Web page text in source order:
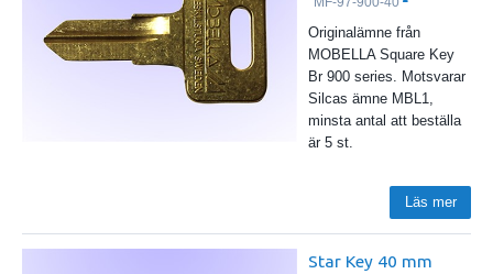
Originalämne från
MOBELLA Square Key
Br 900 series. Motsvarar
Silcas ämne MBL1,
minsta antal att beställa
är 5 st.
Läs mer
Star Key 40 mm